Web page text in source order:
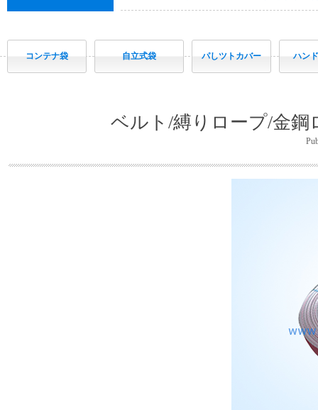
自立式袋 ハン
コンテナ袋 パしツトカバー
ベルト/縛りロープ/金鋼